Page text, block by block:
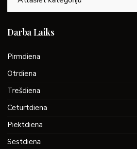
Darba Laiks
Pirmdiena
Otrdiena
Trešdiena
Ceturtdiena
Piektdiena
Sestdiena